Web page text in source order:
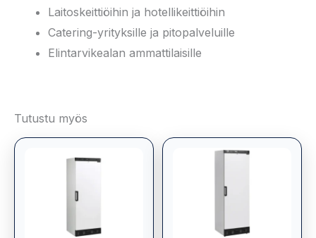
Laitoskeittiöihin ja hotellikeittiöihin
Catering-yrityksille ja pitopalveluille
Elintarvikealan ammattilaisille
Tutustu myös